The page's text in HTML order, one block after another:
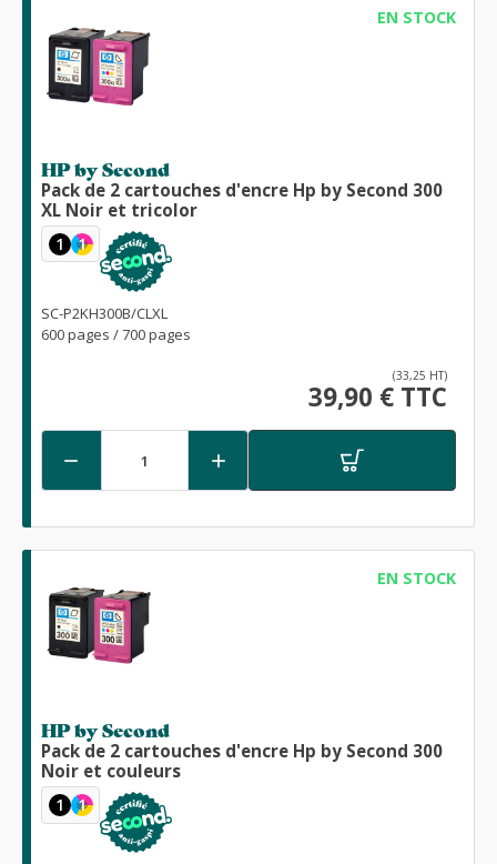
EN STOCK
HP by Second
Pack de 2 cartouches d'encre Hp by Second 300
XL Noir et tricolor
1 1
SC-P2KH300B/CLXL
600 pages / 700 pages
(33,25 HT)
39,90 € TTC
 
EN STOCK
HP by Second
Pack de 2 cartouches d'encre Hp by Second 300
Noir et couleurs
1 1